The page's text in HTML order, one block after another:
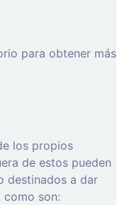
para obtener más
los propios
de estos pueden
destinados a dar
como son: